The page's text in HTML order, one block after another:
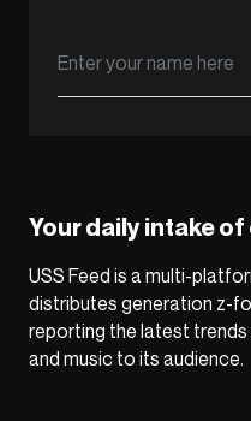
Your daily intake
USS Feed is a multi-
distributes generation z-
reporting the latest trends
and music to its audience.